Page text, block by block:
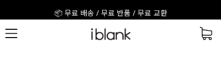
🎉 회원가입 시 3,000원 + 앱 설치 2,000원
🎁 구매 후기를 적어주세요! 적립금 지급!